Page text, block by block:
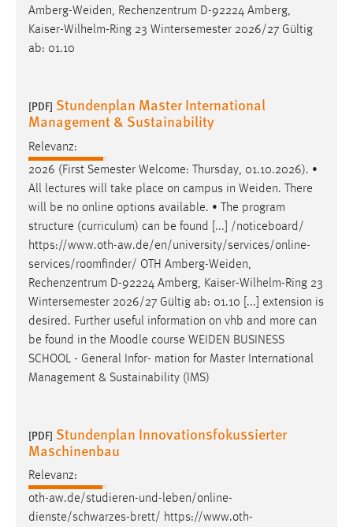
Amberg-Weiden, Rechenzentrum D-92224 Amberg,
Kaiser-Wilhelm-Ring 23 Wintersemester 2026/27 Gültig
ab: 01.10
[PDF] Stundenplan Master International
Management & Sustainability
Relevanz:
2026 (First Semester Welcome: Thursday, 01.10.2026). •
All lectures will take place on campus in Weiden. There
will be no online options available. • The program
structure (curriculum) can be found [...] /noticeboard/
https://www.oth-aw.de/en/university/services/online-
services/roomfinder/ OTH Amberg-Weiden,
Rechenzentrum D-92224 Amberg, Kaiser-Wilhelm-Ring 23
Wintersemester 2026/27 Gültig ab: 01.10 [...] extension is
desired. Further useful information on vhb and more can
be found in the Moodle course WEIDEN BUSINESS
SCHOOL - General Infor- mation for Master International
Management & Sustainability (IMS)
[PDF] Stundenplan Innovationsfokussierter
Maschinenbau
Relevanz:
oth-aw.de/studieren-und-leben/online-
dienste/schwarzes-brett/ https://www.oth-